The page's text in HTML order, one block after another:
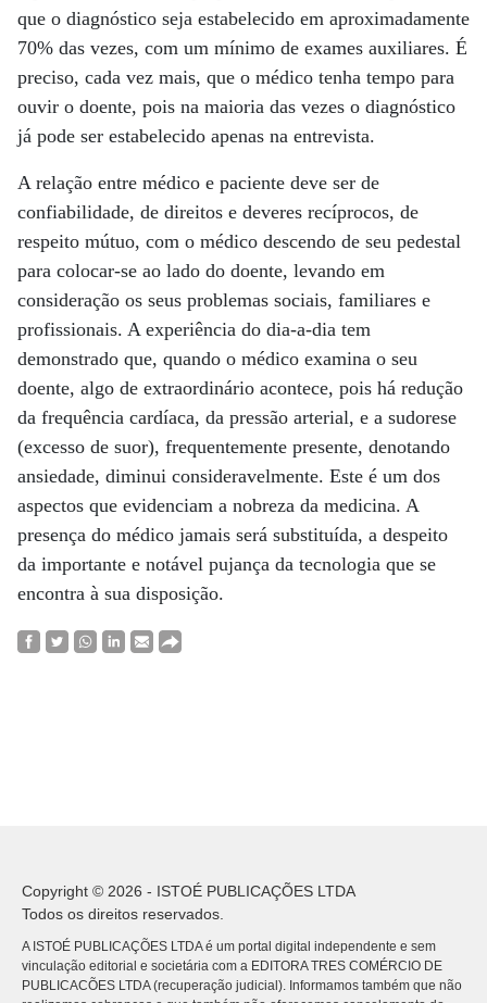
que o diagnóstico seja estabelecido em aproximadamente
70% das vezes, com um mínimo de exames auxiliares. É
preciso, cada vez mais, que o médico tenha tempo para
ouvir o doente, pois na maioria das vezes o diagnóstico
já pode ser estabelecido apenas na entrevista.
A relação entre médico e paciente deve ser de
confiabilidade, de direitos e deveres recíprocos, de
respeito mútuo, com o médico descendo de seu pedestal
para colocar-se ao lado do doente, levando em
consideração os seus problemas sociais, familiares e
profissionais. A experiência do dia-a-dia tem
demonstrado que, quando o médico examina o seu
doente, algo de extraordinário acontece, pois há redução
da frequência cardíaca, da pressão arterial, e a sudorese
(excesso de suor), frequentemente presente, denotando
ansiedade, diminui consideravelmente. Este é um dos
aspectos que evidenciam a nobreza da medicina. A
presença do médico jamais será substituída, a despeito
da importante e notável pujança da tecnologia que se
encontra à sua disposição.
Copyright © 2026 - ISTOÉ PUBLICAÇÕES LTDA
Todos os direitos reservados.
A ISTOÉ PUBLICAÇÕES LTDA é um portal digital independente e sem
vinculação editorial e societária com a EDITORA TRES COMÉRCIO DE
PUBLICACÕES LTDA (recuperação judicial). Informamos também que não